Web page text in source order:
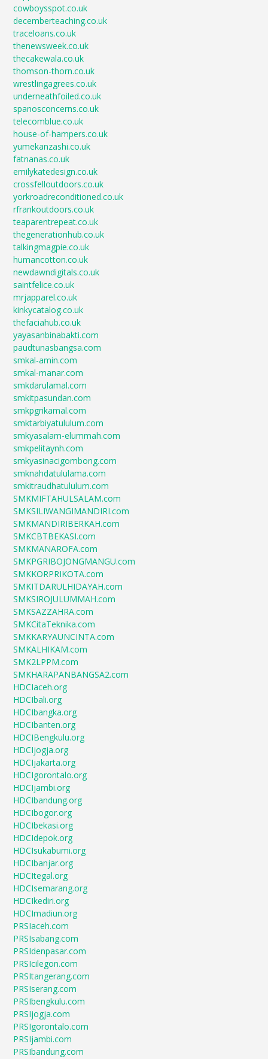
cowboysspot.co.uk
decemberteaching.co.uk
traceloans.co.uk
thenewsweek.co.uk
thecakewala.co.uk
thomson-thorn.co.uk
wrestlingagrees.co.uk
underneathfoiled.co.uk
spanosconcerns.co.uk
telecomblue.co.uk
house-of-hampers.co.uk
yumekanzashi.co.uk
fatnanas.co.uk
emilykatedesign.co.uk
crossfelloutdoors.co.uk
yorkroadreconditioned.co.uk
rfrankoutdoors.co.uk
teaparentrepeat.co.uk
thegenerationhub.co.uk
talkingmagpie.co.uk
humancotton.co.uk
newdawndigitals.co.uk
saintfelice.co.uk
mrjapparel.co.uk
kinkycatalog.co.uk
thefaciahub.co.uk
yayasanbinabakti.com
paudtunasbangsa.com
smkal-amin.com
smkal-manar.com
smkdarulamal.com
smkitpasundan.com
smkpgrikamal.com
smktarbiyatululum.com
smkyasalam-elummah.com
smkpelitaynh.com
smkyasinacigombong.com
smknahdatululama.com
smkitraudhatululum.com
SMKMIFTAHULSALAM.com
SMKSILIWANGIMANDIRI.com
SMKMANDIRIBERKAH.com
SMKCBTBEKASI.com
SMKMANAROFA.com
SMKPGRIBOJONGMANGU.com
SMKKORPRIKOTA.com
SMKITDARULHIDAYAH.com
SMKSIROJULUMMAH.com
SMKSAZZAHRA.com
SMKCitaTeknika.com
SMKKARYAUNCINTA.com
SMKALHIKAM.com
SMK2LPPM.com
SMKHARAPANBANGSA2.com
HDCIaceh.org
HDCIbali.org
HDCIbangka.org
HDCIbanten.org
HDCIBengkulu.org
HDCIjogja.org
HDCIjakarta.org
HDCIgorontalo.org
HDCIjambi.org
HDCIbandung.org
HDCIbogor.org
HDCIbekasi.org
HDCIdepok.org
HDCIsukabumi.org
HDCIbanjar.org
HDCItegal.org
HDCIsemarang.org
HDCIkediri.org
HDCImadiun.org
PRSIaceh.com
PRSIsabang.com
PRSIdenpasar.com
PRSIcilegon.com
PRSItangerang.com
PRSIserang.com
PRSIbengkulu.com
PRSIjogja.com
PRSIgorontalo.com
PRSIjambi.com
PRSIbandung.com